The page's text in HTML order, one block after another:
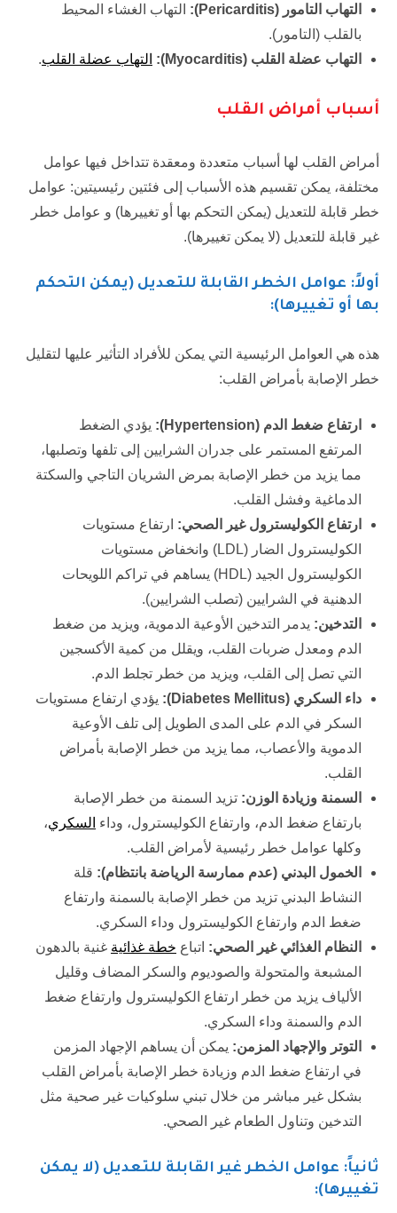
التهاب التامور (Pericarditis
): التهاب الغشاء المحيط
بالقلب (التامور).
التهاب عضلة القلب (Myocarditis
): التهاب عضلة القلب.
أسباب أمراض القلب
أمراض القلب لها أسباب متعددة ومعقدة تتداخل فيها عوامل
مختلفة، يمكن تقسيم هذه الأسباب إلى فئتين رئيسيتين: عوامل
خطر قابلة للتعديل (يمكن التحكم بها أو تغييرها) و عوامل خطر
غير قابلة للتعديل (لا يمكن تغييرها).
أولاً: عوامل الخطر القابلة للتعديل (يمكن التحكم
بها أو تغييرها):
هذه هي العوامل الرئيسية التي يمكن للأفراد التأثير عليها لتقليل
خطر الإصابة بأمراض القلب:
ارتفاع ضغط الدم (Hypertension
): يؤدي الضغط
المرتفع المستمر على جدران الشرايين إلى تلفها وتصلبها،
مما يزيد من خطر الإصابة بمرض الشريان التاجي والسكتة
الدماغية وفشل القلب.
ارتفاع الكوليسترول غير الصحي: ارتفاع مستويات
الكوليسترول الضار (LDL) وانخفاض مستويات
الكوليسترول الجيد (HDL) يساهم في تراكم اللويحات
الدهنية في الشرايين (تصلب الشرايين).
التدخين: يدمر التدخين الأوعية الدموية، ويزيد من ضغط
الدم ومعدل ضربات القلب، ويقلل من كمية الأكسجين
التي تصل إلى القلب، ويزيد من خطر تجلط الدم.
داء السكري (Diabetes Mellitus
): يؤدي ارتفاع مستويات
السكر في الدم على المدى الطويل إلى تلف الأوعية
الدموية والأعصاب، مما يزيد من خطر الإصابة بأمراض
القلب.
السمنة وزيادة الوزن: تزيد السمنة من خطر الإصابة
بارتفاع ضغط الدم، وارتفاع الكوليسترول، وداء السكري،
وكلها عوامل خطر رئيسية لأمراض القلب.
الخمول البدني (عدم ممارسة الرياضة بانتظام): قلة
النشاط البدني تزيد من خطر الإصابة بالسمنة وارتفاع
ضغط الدم وارتفاع الكوليسترول وداء السكري.
النظام الغذائي غير الصحي: اتباع خطة غذائية غنية بالدهون
المشبعة والمتحولة والصوديوم والسكر المضاف وقليل
الألياف يزيد من خطر ارتفاع الكوليسترول وارتفاع ضغط
الدم والسمنة وداء السكري.
التوتر والإجهاد المزمن: يمكن أن يساهم الإجهاد المزمن
في ارتفاع ضغط الدم وزيادة خطر الإصابة بأمراض القلب
بشكل غير مباشر من خلال تبني سلوكيات غير صحية مثل
التدخين وتناول الطعام غير الصحي.
ثانياً: عوامل الخطر غير القابلة للتعديل (لا يمكن
تغييرها):